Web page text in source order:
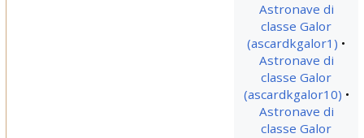
Astronave di
classe Galor
(ascardkgalor1)
Astronave di
classe Galor
(ascardkgalor10)
Astronave di
classe Galor